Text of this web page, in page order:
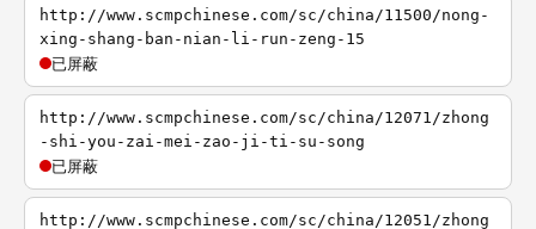
http://www.scmpchinese.com/sc/china/11500/nong-
xing-shang-ban-nian-li-run-zeng-15
已屏蔽
http://www.scmpchinese.com/sc/china/12071/zhong
-shi-you-zai-mei-zao-ji-ti-su-song
已屏蔽
http://www.scmpchinese.com/sc/china/12051/zhong